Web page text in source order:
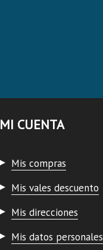
MI CUENTA
Mis compras
Mis vales descuento
Mis direcciones
Mis datos personales